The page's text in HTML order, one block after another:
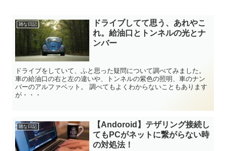
雑な日記
ドライブしてて思う、あれやこ
れ。給油口とトンネルの光とナ
ンバー
ドライブをしていて、ふと思った疑問について調べてみました。
車の給油口の右と左の違いや、トンネルの紫色の照明、車のナン
バーのアルファベット。 調べてもよくわからないこともあります
が・・・
雑な日記
【Andoroid】テザリング接続し
てもPCがネットに繋がらない時
の対処法！